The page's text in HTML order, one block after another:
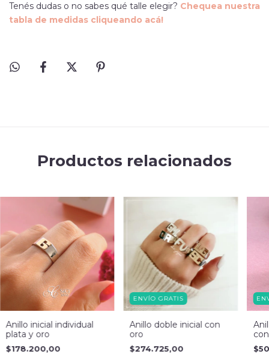
Tenés dudas o no sabes qué talle elegir? Chequea nuestra
tabla de medidas cliqueando acá!
Productos relacionados
Anillo inicial individual
plata y oro
$178.200,00
ENVÍO GRATIS
Anillo doble inicial con
oro
$274.725,00